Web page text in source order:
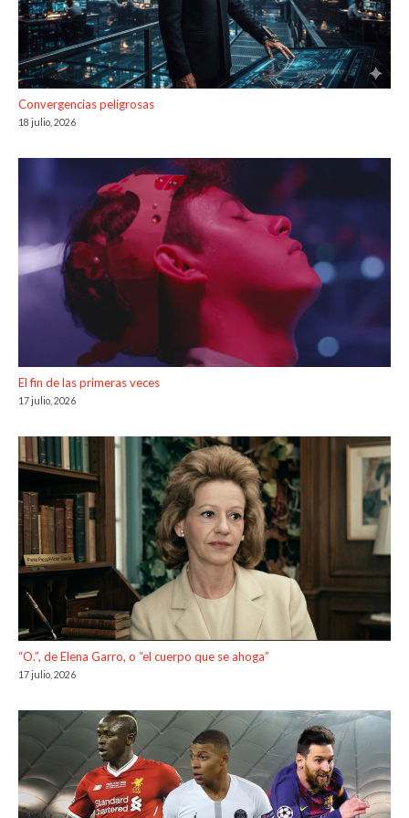
Convergencias peligrosas
18 julio, 2026
El fin de las primeras veces
17 julio, 2026
“O.”, de Elena Garro, o “el cuerpo que se ahoga”
17 julio, 2026